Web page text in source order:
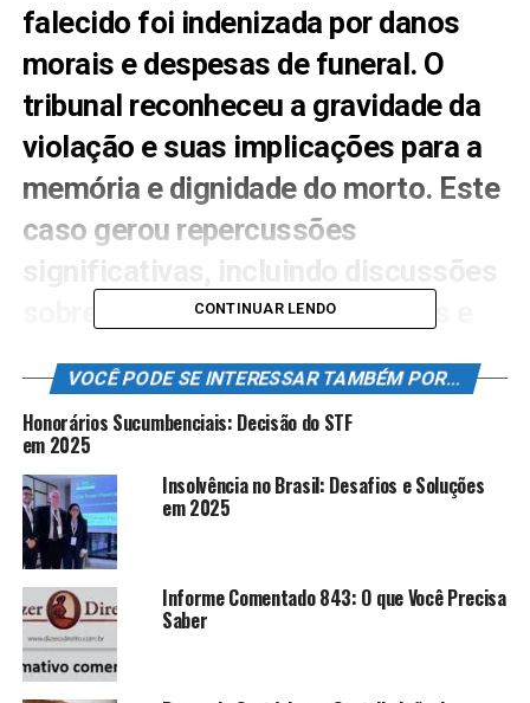
falecido foi indenizada por danos
morais e despesas de funeral. O
tribunal reconheceu a gravidade da
violação e suas implicações para a
memória e dignidade do morto. Este
caso gerou repercussões
sobre a proteção dos cemitérios e
prevenir futuras infrações. A
situação destaca a importância de
respeitar os locais de descanso e
traz à tona a necessidade de
envolvimento social para garantir
que os direitos das famílias sejam
respeitados.
Um caso surpreendente ganhou destaque recentemente
CONTINUAR LENDO
VOCÊ PODE SE INTERESSAR TAMBÉM POR...
Honorários Sucumbenciais: Decisão do STF
em 2025
Insolvência no Brasil: Desafios e Soluções
em 2025
Informe Comentado 843: O que Você Precisa
Saber